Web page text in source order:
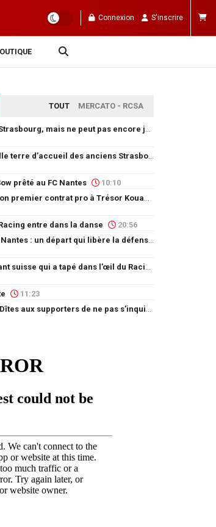
Connexion S'inscrire
TOUT MERCATO - RCSA
prêté au FC Nantes
10:10
entre dans la danse
20:56
11:23